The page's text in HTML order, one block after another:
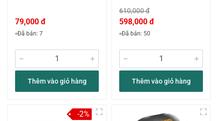
79,000 đ
Đã bán: 7
Thêm vào giỏ hàng
610,000 đ
598,000 đ
Đã bán: 50
Thêm vào giỏ hàng
-2%